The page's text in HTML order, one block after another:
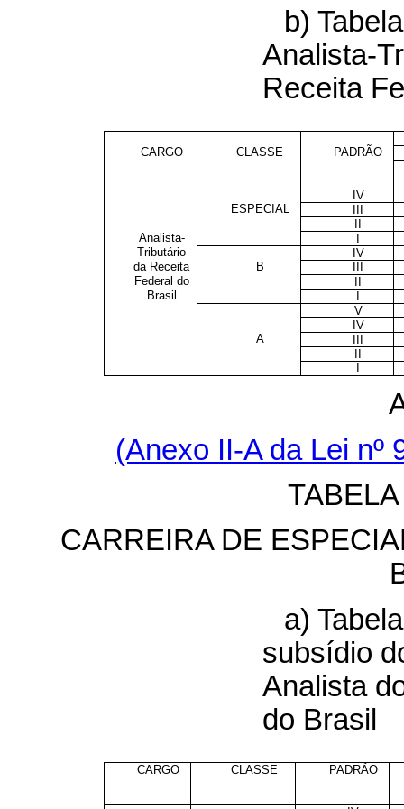
b)
Analista-
Receita
CARGO CLASSE PADRÃO
IV
ESPECIAL
Analista-
Tributário
IV
da Receita
B
Federal do
Brasil
V
IV
A
(Anexo II-A da Lei nº
CARREIRA DE
a)
subsídio
Analista
do Brasil
CARGO CLASSE PADRÃO